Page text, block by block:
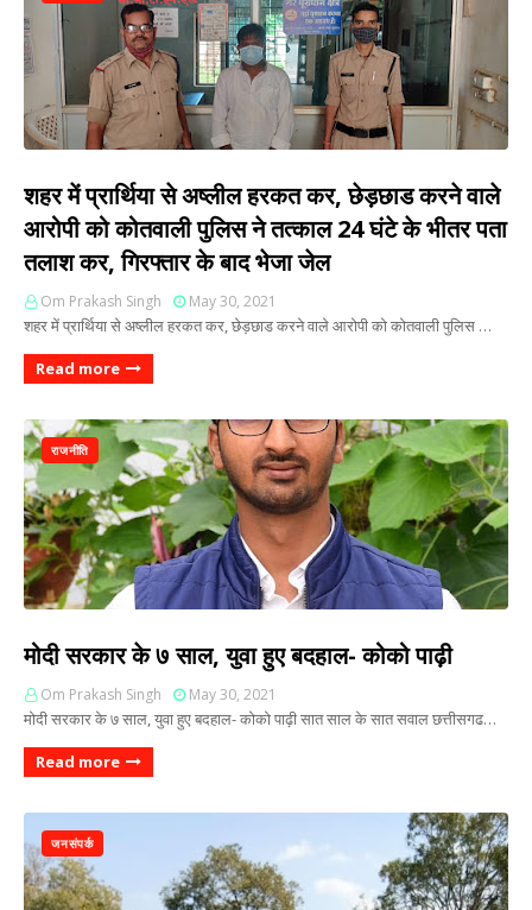
शहर में प्रार्थिया से अष्लील हरकत कर, छेड़छाड करने वाले
आरोपी को कोतवाली पुलिस ने तत्काल 24 घंटे के भीतर पता
तलाश कर, गिरफ्तार के बाद भेजा जेल
Om Prakash Singh May 30, 2021
शहर में प्रार्थिया से अष्लील हरकत कर, छेड़छाड करने वाले आरोपी को कोतवाली पुलिस …
Read more
राजनीति
मोदी सरकार के ७ साल, युवा हुए बदहाल- कोको पाढ़ी
Om Prakash Singh May 30, 2021
मोदी सरकार के ७ साल, युवा हुए बदहाल- कोको पाढ़ी सात साल के सात सवाल छत्तीसगढ…
Read more
जनसंपर्क